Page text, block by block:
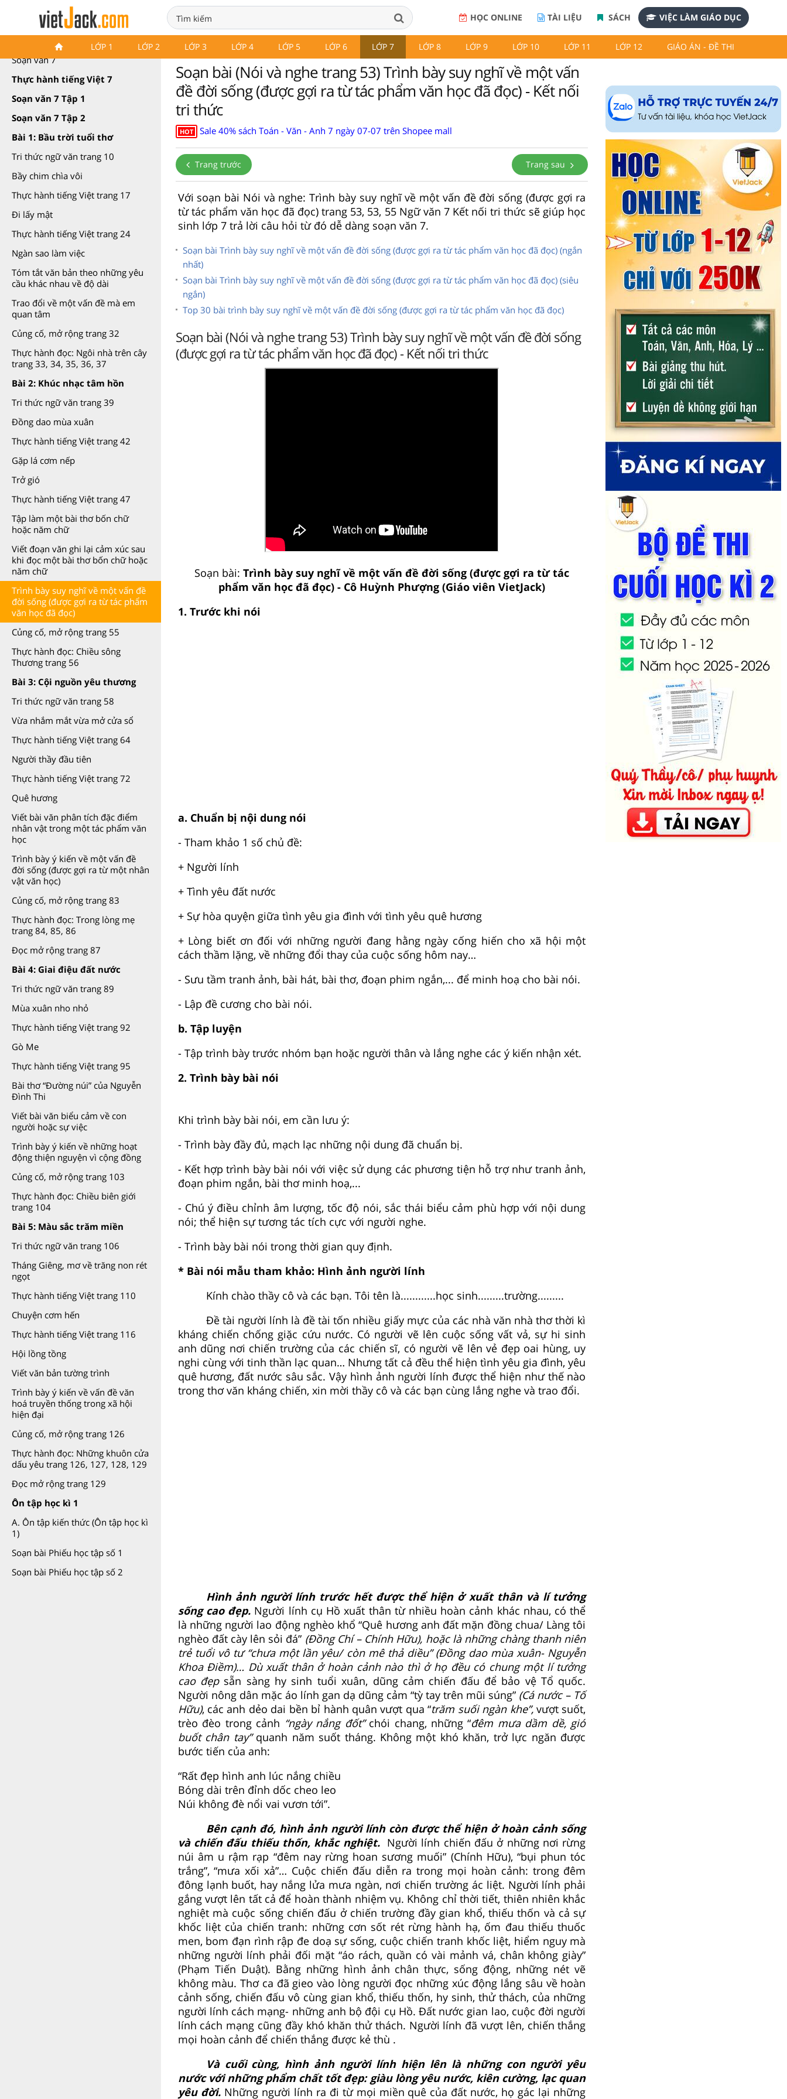
HỌC ONLINE TÀI LIỆU SÁCH VIỆC LÀM GIÁO DỤC
LỚP 1 LỚP 2 LỚP 3 LỚP 4 LỚP 5 LỚP 6 LỚP 7 LỚP 8 LỚP 9 LỚP 10 LỚP 11 LỚP 12 GIÁO ÁN - ĐỀ THI
Soạn văn 7 Kết nối tri thức
Soạn văn 7
Thực hành tiếng Việt 7
Soạn văn 7 Tập 1
Soạn văn 7 Tập 2
Bài 1: Bầu trời tuổi thơ
Tri thức ngữ văn trang 10
Bầy chim chìa vôi
Thực hành tiếng Việt trang 17
Đi lấy mật
Thực hành tiếng Việt trang 24
Ngàn sao làm việc
Tóm tắt văn bản theo những yêu
cầu khác nhau về độ dài
Trao đổi về một vấn đề mà em
quan tâm
Củng cố, mở rộng trang 32
Thực hành đọc: Ngôi nhà trên cây
trang 33, 34, 35, 36, 37
Bài 2: Khúc nhạc tâm hồn
Tri thức ngữ văn trang 39
Đồng dao mùa xuân
Thực hành tiếng Việt trang 42
Gặp lá cơm nếp
Trở gió
Thực hành tiếng Việt trang 47
Tập làm một bài thơ bốn chữ
hoặc năm chữ
Viết đoạn văn ghi lại cảm xúc sau
khi đọc một bài thơ bốn chữ hoặc
năm chữ
Trình bày suy nghĩ về một vấn đề
đời sống (được gợi ra từ tác phẩm
văn học đã đọc)
Củng cố, mở rộng trang 55
Thực hành đọc: Chiều sông
Thương trang 56
Bài 3: Cội nguồn yêu thương
Tri thức ngữ văn trang 58
Vừa nhắm mắt vừa mở cửa sổ
Thực hành tiếng Việt trang 64
Người thầy đầu tiên
Thực hành tiếng Việt trang 72
Quê hương
Viết bài văn phân tích đặc điểm
nhân vật trong một tác phẩm văn
học
Trình bày ý kiến về một vấn đề
đời sống (được gợi ra từ một nhân
vật văn học)
Củng cố, mở rộng trang 83
Thực hành đọc: Trong lòng mẹ
trang 84, 85, 86
Đọc mở rộng trang 87
Bài 4: Giai điệu đất nước
Tri thức ngữ văn trang 89
Mùa xuân nho nhỏ
Thực hành tiếng Việt trang 92
Gò Me
Thực hành tiếng Việt trang 95
Bài thơ “Đường núi” của Nguyễn
Đình Thi
Viết bài văn biểu cảm về con
người hoặc sự việc
Trình bày ý kiến về những hoạt
động thiện nguyện vì cộng đồng
Củng cố, mở rộng trang 103
Thực hành đọc: Chiều biên giới
trang 104
Bài 5: Màu sắc trăm miền
Tri thức ngữ văn trang 106
Tháng Giêng, mơ về trăng non rét
ngọt
Thực hành tiếng Việt trang 110
Chuyện cơm hến
Thực hành tiếng Việt trang 116
Hội lồng tồng
Viết văn bản tường trình
Trình bày ý kiến về vấn đề văn
hoá truyền thống trong xã hội
hiện đại
Củng cố, mở rộng trang 126
Thực hành đọc: Những khuôn cửa
dấu yêu trang 126, 127, 128, 129
Đọc mở rộng trang 129
Ôn tập học kì 1
A. Ôn tập kiến thức (Ôn tập học kì
1)
Soạn bài Phiếu học tập số 1
Soạn bài Phiếu học tập số 2
Soạn bài (Nói và nghe trang 53) Trình bày suy nghĩ về một vấn
đề đời sống (được gợi ra từ tác phẩm văn học đã đọc) - Kết nối
tri thức
HOT Sale 40% sách Toán - Văn - Anh 7 ngày 07-07 trên Shopee mall
Trang trước Trang sau
Với soạn bài Nói và nghe: Trình bày suy nghĩ về một vấn đề đời sống (được gợi ra
từ tác phẩm văn học đã đọc) trang 53, 53, 55 Ngữ văn 7 Kết nối tri thức sẽ giúp học
sinh lớp 7 trả lời câu hỏi từ đó dễ dàng soạn văn 7.
Soạn bài Trình bày suy nghĩ về một vấn đề đời sống (được gợi ra từ tác phẩm văn học đã đọc) (ngắn
nhất)
Soạn bài Trình bày suy nghĩ về một vấn đề đời sống (được gợi ra từ tác phẩm văn học đã đọc) (siêu
ngắn)
Top 30 bài trình bày suy nghĩ về một vấn đề đời sống (được gợi ra từ tác phẩm văn học đã đọc)
Soạn bài (Nói và nghe trang 53) Trình bày suy nghĩ về một vấn đề đời sống
(được gợi ra từ tác phẩm văn học đã đọc) - Kết nối tri thức
Soạn bài: Trình bày suy nghĩ về một vấn đề đời sống (được gợi ra từ tác
phẩm văn học đã đọc) - Cô Huỳnh Phượng (Giáo viên VietJack)
1. Trước khi nói
a. Chuẩn bị nội dung nói
- Tham khảo 1 số chủ đề:
+ Người lính
+ Tình yêu đất nước
+ Sự hòa quyện giữa tình yêu gia đình với tình yêu quê hương
+ Lòng biết ơn đối với những người đang hằng ngày cống hiến cho xã hội một
cách thầm lặng, về những đổi thay của cuộc sống hôm nay…
- Sưu tầm tranh ảnh, bài hát, bài thơ, đoạn phim ngắn,... để minh hoạ cho bài nói.
- Lập đề cương cho bài nói.
b. Tập luyện
- Tập trình bày trước nhóm bạn hoặc người thân và lắng nghe các ý kiến nhận xét.
2. Trình bày bài nói
Khi trình bày bài nói, em cần lưu ý:
- Trình bày đầy đủ, mạch lạc những nội dung đã chuẩn bị.
- Kết hợp trình bày bài nói với việc sử dụng các phương tiện hỗ trợ như tranh ảnh,
đoạn phim ngắn, bài thơ minh hoạ,...
- Chú ý điều chỉnh âm lượng, tốc độ nói, sắc thái biểu cảm phù hợp với nội dung
nói; thể hiện sự tương tác tích cực với người nghe.
- Trình bày bài nói trong thời gian quy định.
* Bài nói mẫu tham khảo: Hình ảnh người lính
Kính chào thầy cô và các bạn. Tôi tên là............học sinh.........trường.........
Đề tài người lính là đề tài tốn nhiều giấy mực của các nhà văn nhà thơ thời kì
kháng chiến chống giặc cứu nước. Có người vẽ lên cuộc sống vất vả, sự hi sinh
anh dũng nơi chiến trường của các chiến sĩ, có người vẽ lên vẻ đẹp oai hùng, uy
nghi cùng với tinh thần lạc quan… Nhưng tất cả đều thể hiện tình yêu gia đình, yêu
quê hương, đất nước sâu sắc. Vậy hình ảnh người lính được thể hiện như thế nào
trong thơ văn kháng chiến, xin mời thầy cô và các bạn cùng lắng nghe và trao đổi.
Hình ảnh người lính trước hết được thể hiện ở xuất thân và lí tưởng
sống cao đẹp. Người lính cụ Hồ xuất thân từ nhiều hoàn cảnh khác nhau, có thể
là những người lao động nghèo khổ “Quê hương anh đất mặn đồng chua/ Làng tôi
nghèo đất cày lên sỏi đá” (Đồng Chí – Chính Hữu), hoặc là những chàng thanh niên
trẻ tuổi vô tư “chưa một lần yêu/ còn mê thả diều” (Đồng dao mùa xuân- Nguyễn
Khoa Điềm)… Dù xuất thân ở hoàn cảnh nào thì ở họ đều có chung một lí tưởng
cao đẹpsẵn sàng hy sinh tuổi xuân, dũng cảm chiến đấu để bảo vệ Tổ quốc.
Người nông dân mặc áo lính gan dạ dũng cảm “tỳ tay trên mũi súng” (Cá nước – Tố
Hữu), các anh dẻo dai bền bỉ hành quân vượt qua “trăm suối ngàn khe”,vượt suốt,
trèo đèo trong cảnh “ngày nắng đốt”chói chang, những “đêm mưa dầm dề, gió
buốt chân tay”quanh năm suốt tháng. Không một khó khăn, trở lực ngăn được
bước tiến của anh:
“Rất đẹp hình anh lúc nắng chiều
Bóng dài trên đỉnh dốc cheo leo
Núi không đè nổi vai vươn tới”.
Bên cạnh đó, hình ảnh người lính còn được thể hiện ở hoàn cảnh sống
và chiến đấu thiếu thốn, khắc nghiệt.Người lính chiến đấu ở những nơi rừng
núi âm u rậm rạp “đêm nay rừng hoan sương muối” (Chính Hữu), “bụi phun tóc
trắng”, “mưa xối xả”… Cuộc chiến đấu diễn ra trong mọi hoàn cảnh: trong đêm
đông lạnh buốt, hay nắng lửa mưa ngàn, nơi chiến trường ác liệt. Người lính phải
gắng vượt lên tất cả để hoàn thành nhiệm vụ. Không chỉ thời tiết, thiên nhiên khắc
nghiệt mà cuộc sống chiến đấu ở chiến trường đầy gian khổ, thiếu thốn và cả sự
khốc liệt của chiến tranh: những cơn sốt rét rừng hành hạ, ốm đau thiếu thuốc
men, bom đạn rình rập đe doạ sự sống, cuộc chiến tranh khốc liệt, hiểm nguy mà
những người lính phải đối mặt “áo rách, quần có vài mảnh vá, chân không giày”
(Phạm Tiến Duật). Bằng những hình ảnh chân thực, sống động, những nét vẽ
không màu. Thơ ca đã gieo vào lòng người đọc những xúc động lắng sâu về hoàn
cảnh sống, chiến đấu vô cùng gian khổ, thiếu thốn, hy sinh, thử thách, của những
người lính cách mạng- những anh bộ đội cụ Hồ. Đất nước gian lao, cuộc đời người
lính cách mạng cũng đầy khó khăn thử thách. Người lính đã vượt lên, chiến thắng
mọi hoàn cảnh để chiến thắng được kẻ thù .
Và cuối cùng, hình ảnh người lính hiện lên là những con người yêu
nước với những phẩm chất tốt đẹp: giàu lòng yêu nước, kiên cường, lạc quan
yêu đời.Những người lính ra đi từ mọi miền quê của đất nước, họ gác lại những